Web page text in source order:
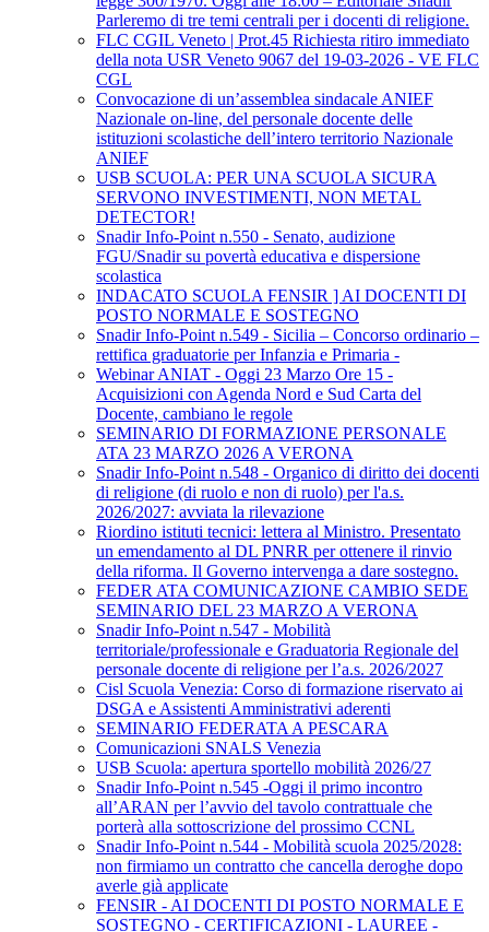
Parleremo di tre temi centrali per i docenti di religione.
FLC CGIL Veneto | Prot.45 Richiesta ritiro immediato
della nota USR Veneto 9067 del 19-03-2026 - VE FLC
CGL
Convocazione di un’assemblea sindacale ANIEF
Nazionale on-line, del personale docente delle
istituzioni scolastiche dell’intero territorio Nazionale
ANIEF
USB SCUOLA: PER UNA SCUOLA SICURA
SERVONO INVESTIMENTI, NON METAL
DETECTOR!
Snadir Info-Point n.550 - Senato, audizione
FGU/Snadir su povertà educativa e dispersione
scolastica
INDACATO SCUOLA FENSIR ] AI DOCENTI DI
POSTO NORMALE E SOSTEGNO
Snadir Info-Point n.549 - Sicilia – Concorso ordinario –
rettifica graduatorie per Infanzia e Primaria -
Webinar ANIAT - Oggi 23 Marzo Ore 15 -
Acquisizioni con Agenda Nord e Sud Carta del
Docente, cambiano le regole
SEMINARIO DI FORMAZIONE PERSONALE
ATA 23 MARZO 2026 A VERONA
Snadir Info-Point n.548 - Organico di diritto dei docenti
di religione (di ruolo e non di ruolo) per l'a.s.
2026/2027: avviata la rilevazione
Riordino istituti tecnici: lettera al Ministro. Presentato
un emendamento al DL PNRR per ottenere il rinvio
della riforma. Il Governo intervenga a dare sostegno.
FEDER ATA COMUNICAZIONE CAMBIO SEDE
SEMINARIO DEL 23 MARZO A VERONA
Snadir Info-Point n.547 - Mobilità
territoriale/professionale e Graduatoria Regionale del
personale docente di religione per l’a.s. 2026/2027
Cisl Scuola Venezia: Corso di formazione riservato ai
DSGA e Assistenti Amministrativi aderenti
SEMINARIO FEDERATA A PESCARA
Comunicazioni SNALS Venezia
USB Scuola: apertura sportello mobilità 2026/27
Snadir Info-Point n.545 -Oggi il primo incontro
all’ARAN per l’avvio del tavolo contrattuale che
porterà alla sottoscrizione del prossimo CCNL
Snadir Info-Point n.544 - Mobilità scuola 2025/2028:
non firmiamo un contratto che cancella deroghe dopo
averle già applicate
FENSIR - AI DOCENTI DI POSTO NORMALE E
SOSTEGNO - CERTIFICAZIONI - LAUREE -